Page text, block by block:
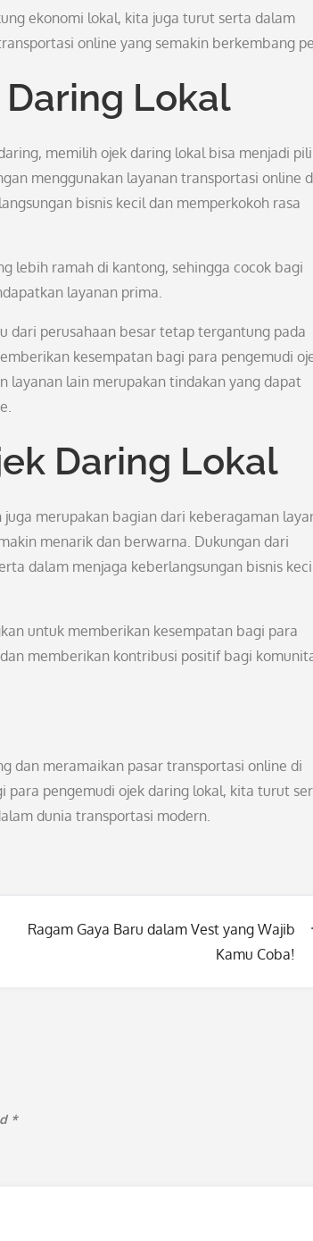
ekonomi lokal, kita juga turut serta dalam
online yang semakin berkembang
Lokal
memilih ojek daring lokal bisa menjadi
menggunakan layanan transportasi online
bisnis kecil dan memperkokoh rasa
lebih ramah di kantong, sehingga cocok bagi
layanan prima.
dari perusahaan besar tetap tergantung pada
kesempatan bagi para pengemudi
layanan lain merupakan tindakan yang dapat
Daring Lokal
merupakan bagian dari keberagaman
menarik dan berwarna. Dukungan dari
dalam menjaga keberlangsungan bisnis
untuk memberikan kesempatan bagi para
memberikan kontribusi positif bagi
dan meramaikan pasar transportasi online di
para pengemudi ojek daring lokal, kita turut
dunia transportasi modern.
Ragam Gaya Baru dalam Vest yang Wajib
Kamu Coba!
*